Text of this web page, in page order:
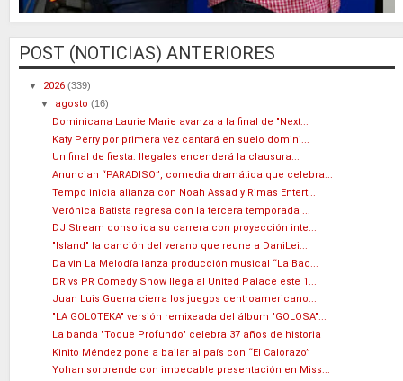
POST (NOTICIAS) ANTERIORES
▼ 2026 (339)
▼ agosto(16)
Dominicana Laurie Marie avanza a la final de "Next...
Katy Perry por primera vez cantará en suelo domini...
Un final de fiesta: Ilegales encenderá la clausura...
Anuncian “PARADISO”, comedia dramática que celebra...
Tempo inicia alianza con Noah Assad y Rimas Entert...
Verónica Batista regresa con la tercera temporada ...
DJ Stream consolida su carrera con proyección inte...
"Island" la canción del verano que reune a DaniLei...
Dalvin La Melodía lanza producción musical “La Bac...
DR vs PR Comedy Show llega al United Palace este 1...
Juan Luis Guerra cierra los juegos centroamericano...
"LA GOLOTEKA" versión remixeada del álbum "GOLOSA"...
La banda "Toque Profundo" celebra 37 años de historia
Kinito Méndez pone a bailar al país con “El Calorazo”
Yohan sorprende con impecable presentación en Miss...